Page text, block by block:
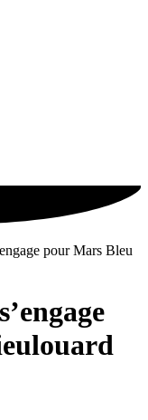
pour Mars Bleu